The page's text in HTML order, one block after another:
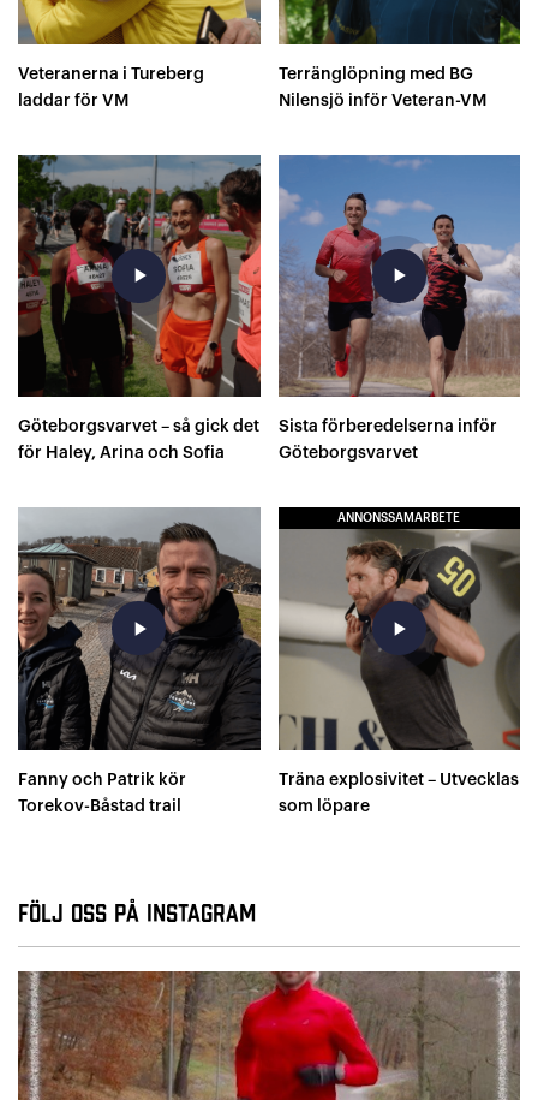
Veteranerna i Tureberg
laddar för VM
Terränglöpning med BG
Nilensjö inför Veteran-VM
play_arrow
Göteborgsvarvet – så gick det
för Haley, Arina och Sofia
play_arrow
Sista förberedelserna inför
Göteborgsvarvet
play_arrow
Fanny och Patrik kör
Torekov-Båstad trail
ANNONSSAMARBETE
play_arrow
Träna explosivitet – Utvecklas
som löpare
Följ oss på Instagram